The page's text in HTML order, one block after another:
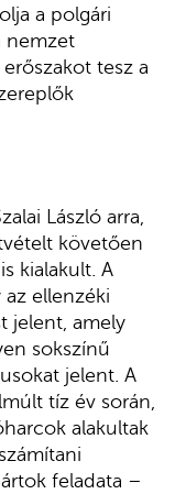
a polgári
nemzet
tesz a
László arra,
követően
kialakult. A
ellenzéki
jelent, amely
sokszínű
jelent. A
tíz év során,
alakultak
feladata –